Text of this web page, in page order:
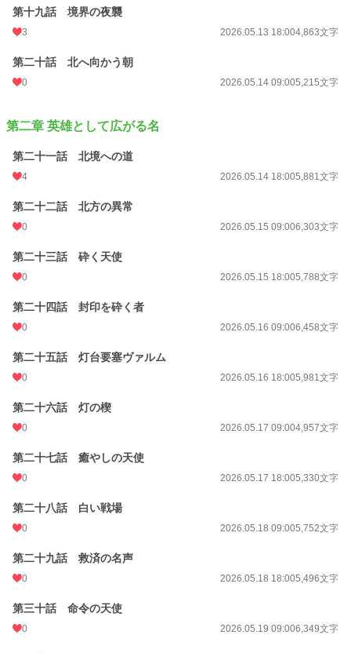
第十九話 境界の夜襲
3 2026.05.13 18:004,863文字
第二十話 北へ向かう朝
0 2026.05.14 09:005,215文字
第二章 英雄として広がる名
第二十一話 北境への道
4 2026.05.14 18:005,881文字
第二十二話 北方の異常
0 2026.05.15 09:006,303文字
第二十三話 砕く天使
0 2026.05.15 18:005,788文字
第二十四話 封印を砕く者
0 2026.05.16 09:006,458文字
第二十五話 灯台要塞ヴァルム
0 2026.05.16 18:005,981文字
第二十六話 灯の楔
0 2026.05.17 09:004,957文字
第二十七話 癒やしの天使
0 2026.05.17 18:005,330文字
第二十八話 白い戦場
0 2026.05.18 09:005,752文字
第二十九話 救済の名声
0 2026.05.18 18:005,496文字
第三十話 命令の天使
0 2026.05.19 09:006,349文字